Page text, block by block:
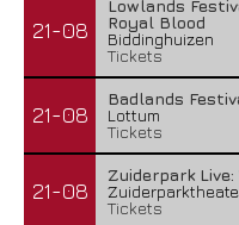
21-08
Lowlands
Royal Blood
Biddinghuizen
Tickets
21-08
Badlands
Lottum
Tickets
21-08
Zuiderpark
Tickets